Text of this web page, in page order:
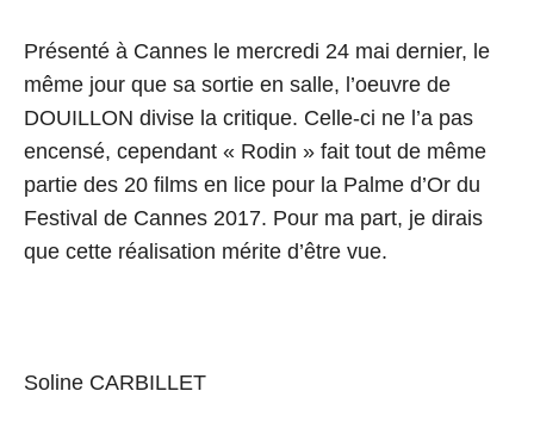
Présenté à Cannes le mercredi 24 mai dernier, le
même jour que sa sortie en salle, l’oeuvre de
DOUILLON divise la critique. Celle-ci ne l’a pas
encensé, cependant « Rodin » fait tout de même
partie des 20 films en lice pour la Palme d’Or du
Festival de Cannes 2017. Pour ma part, je dirais
que cette réalisation mérite d’être vue.
Soline CARBILLET